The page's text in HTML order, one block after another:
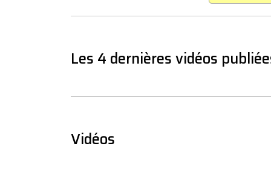
Les 4 dernières vidéos
Vidéos